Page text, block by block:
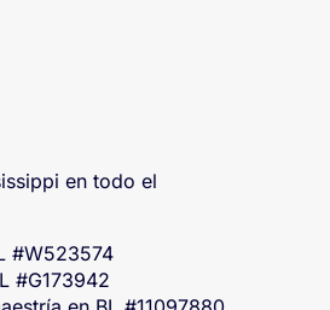
en todo el
#W523574
#G173942